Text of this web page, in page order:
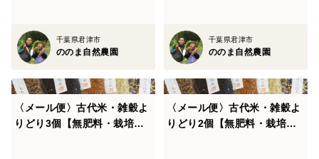
千葉県君津市
ののま自然農園
千葉県君津市
ののま自然農園
〈メール便〉古代米・雑穀よ
りどり3個【無肥料・栽培期
〈メール便〉古代米・雑穀よ
りどり2個【無肥料・栽培期